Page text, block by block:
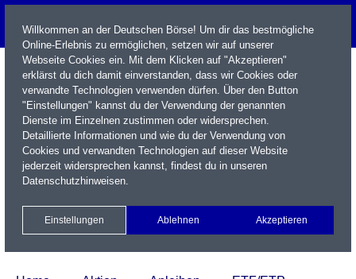
Name / WKN / ISIN / Kürzel
Xetra Realtime
Watchlist Portfolio Login
Willkommen an der Deutschen Börse! Um dir das bestmögliche
Online-Erlebnis zu ermöglichen, setzen wir auf unserer
Webseite Cookies ein. Mit dem Klicken auf "Akzeptieren"
erklärst du dich damit einverstanden, dass wir Cookies oder
verwandte Technologien verwenden dürfen. Über den Button
"Einstellungen" kannst du der Verwendung der genannten
Dienste im Einzelnen zustimmen oder widersprechen.
Detaillierte Informationen und wie du der Verwendung von
Cookies und verwandten Technologien auf dieser Website
jederzeit widersprechen kannst, findest du in unseren
Datenschutzhinweisen.
Einstellungen Ablehnen Akzeptieren